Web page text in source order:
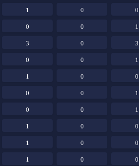
0
0
1
1
0
0
3
0
3
1
0
0
0
0
1
1
0
0
1
0
0
0
0
1
0
0
1
0
0
1